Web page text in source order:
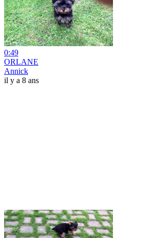
0:49
ORLANE
Annick
il y a 8 ans